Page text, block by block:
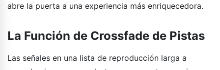
abre la puerta a una experiencia más enriquecedora.
La Función de Crossfade de Pistas
Las señales en una lista de reproducción larga a